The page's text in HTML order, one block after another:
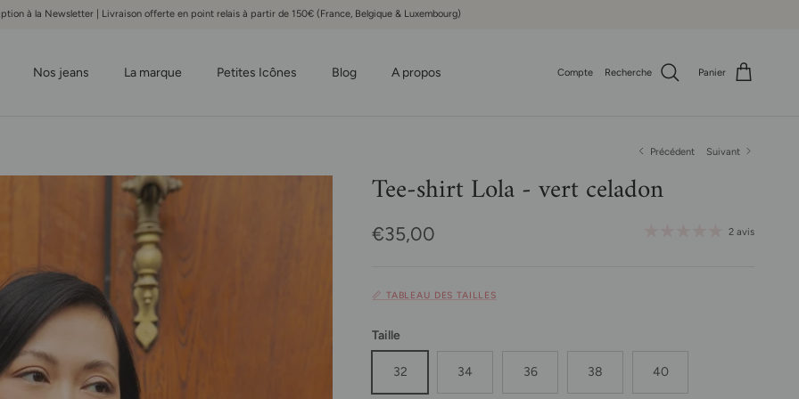
à la Newsletter | Livraison offerte en point relais à partir de 150€ (France, Belgique & Luxembourg)
Nos jeans La marque Petites Icônes Blog A propos Compte Recherche Panier
Précédent Suivant
Tee-shirt Lola - vert celadon
Prix habituel
€35,00 2 avis
📏 TABLEAU DES TAILLES
Taille
32 34 36 38 40